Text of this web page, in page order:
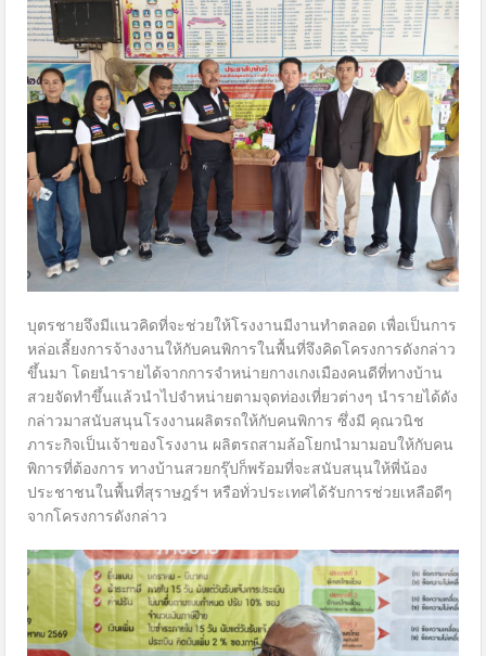
บุตรชายจึงมีแนวคิดที่จะช่วยให้โรงงานมีงานทำตลอด เพื่อเป็นการ
หล่อเลี้ยงการจ้างงานให้กับคนพิการในพื้นที่จึงคิดโครงการดังกล่าว
ขึ้นมา โดยนำรายได้จากการจำหน่ายกางเกงเมืองคนดีที่ทางบ้าน
สวยจัดทำขึ้นแล้วนำไปจำหน่ายตามจุดท่องเที่ยวต่างๆ นำรายได้ดัง
กล่าวมาสนับสนุนโรงงานผลิตรถให้กับคนพิการ ซึ่งมี คุณวนิช
ภาระกิจเป็นเจ้าของโรงงาน ผลิตรถสามล้อโยกนำมามอบให้กับคน
พิการที่ต้องการ ทางบ้านสวยกรุ๊ปก็พร้อมที่จะสนับสนุนให้พี่น้อง
ประชาชนในพื้นที่สุราษฎร์ฯ หรือทั่วประเทศได้รับการช่วยเหลือดีๆ
จากโครงการดังกล่าว